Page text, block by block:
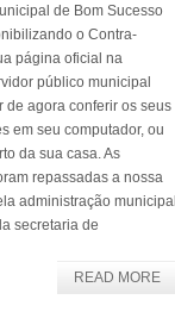
de Bom Sucesso
o Contra-
página oficial na
público municipal
de agora conferir os seus
em seu computador, ou
da sua casa. As
repassadas a nossa
administração municipal
secretaria de
READ MORE